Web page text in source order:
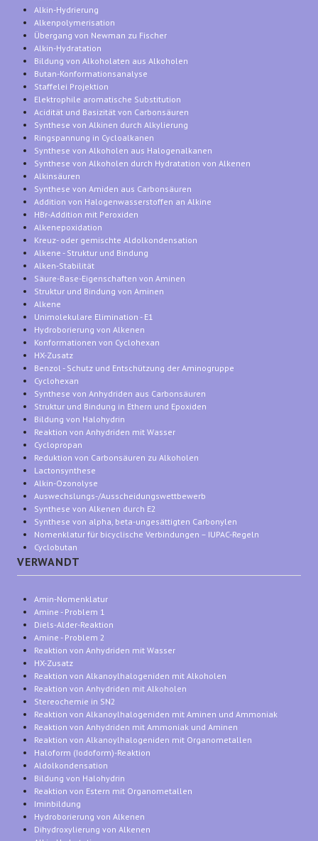
Alkin-Hydrierung
Alkenpolymerisation
Übergang von Newman zu Fischer
Alkin-Hydratation
Bildung von Alkoholaten aus Alkoholen
Butan-Konformationsanalyse
Staffelei Projektion
Elektrophile aromatische Substitution
Acidität und Basizität von Carbonsäuren
Synthese von Alkinen durch Alkylierung
Ringspannung in Cycloalkanen
Synthese von Alkoholen aus Halogenalkanen
Synthese von Alkoholen durch Hydratation von Alkenen
Alkinsäuren
Synthese von Amiden aus Carbonsäuren
Addition von Halogenwasserstoffen an Alkine
HBr-Addition mit Peroxiden
Alkenepoxidation
Kreuz- oder gemischte Aldolkondensation
Alkene - Struktur und Bindung
Alken-Stabilität
Säure-Base-Eigenschaften von Aminen
Struktur und Bindung von Aminen
Alkene
Unimolekulare Elimination - E1
Hydroborierung von Alkenen
Konformationen von Cyclohexan
HX-Zusatz
Benzol - Schutz und Entschützung der Aminogruppe
Cyclohexan
Synthese von Anhydriden aus Carbonsäuren
Struktur und Bindung in Ethern und Epoxiden
Bildung von Halohydrin
Reaktion von Anhydriden mit Wasser
Cyclopropan
Reduktion von Carbonsäuren zu Alkoholen
Lactonsynthese
Alkin-Ozonolyse
Auswechslungs-/Ausscheidungswettbewerb
Synthese von Alkenen durch E2
Synthese von alpha, beta-ungesättigten Carbonylen
Nomenklatur für bicyclische Verbindungen – IUPAC-Regeln
Cyclobutan
VERWANDT
Amin-Nomenklatur
Amine - Problem 1
Diels-Alder-Reaktion
Amine - Problem 2
Reaktion von Anhydriden mit Wasser
HX-Zusatz
Reaktion von Alkanoylhalogeniden mit Alkoholen
Reaktion von Anhydriden mit Alkoholen
Stereochemie in SN2
Reaktion von Alkanoylhalogeniden mit Aminen und Ammoniak
Reaktion von Anhydriden mit Ammoniak und Aminen
Reaktion von Alkanoylhalogeniden mit Organometallen
Haloform (Iodoform)-Reaktion
Aldolkondensation
Bildung von Halohydrin
Reaktion von Estern mit Organometallen
Iminbildung
Hydroborierung von Alkenen
Dihydroxylierung von Alkenen